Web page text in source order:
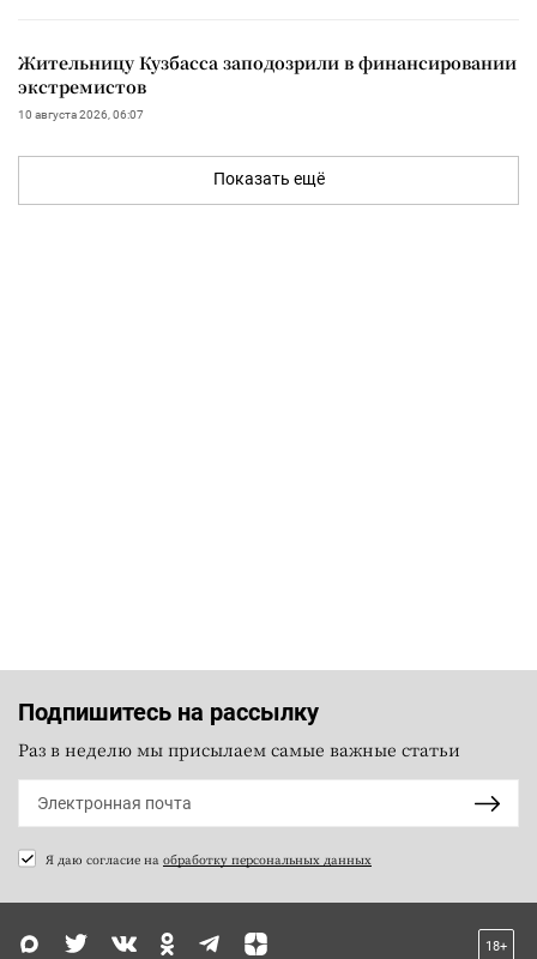
Жительницу Кузбасса заподозрили в финансировании
экстремистов
10 августа 2026, 06:07
Показать ещё
Подпишитесь на рассылку
Раз в неделю мы присылаем самые важные статьи
Я даю согласие на обработку персональных данных
18+